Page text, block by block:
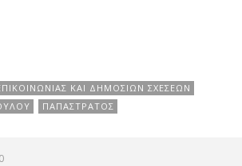
ΚΑΙ ΔΗΜΟΣΊΩΝ ΣΧΈΣΕΩΝ
ΠΑΠΑΣΤΡΆΤΟΣ
0